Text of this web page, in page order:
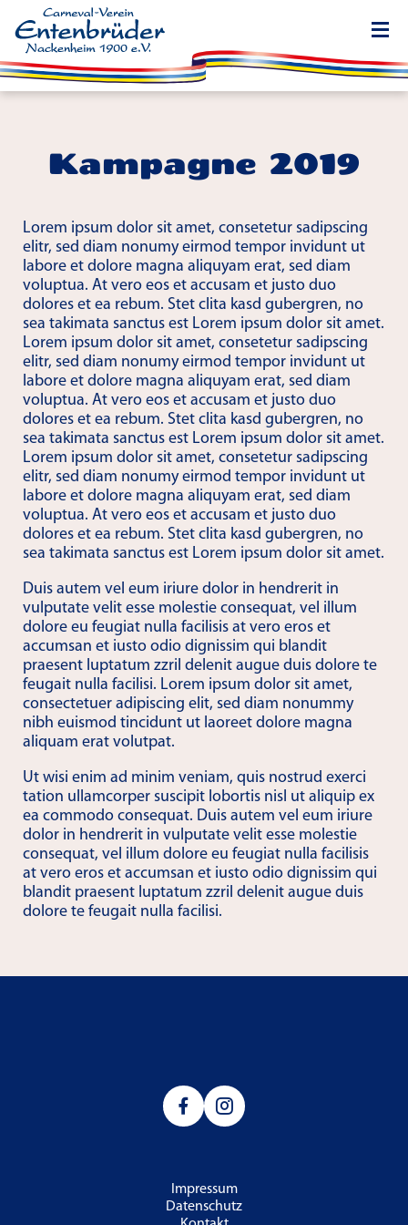
Kampagne 2019
Lorem ipsum dolor sit amet, consetetur sadipscing
elitr, sed diam nonumy eirmod tempor invidunt ut
labore et dolore magna aliquyam erat, sed diam
voluptua. At vero eos et accusam et justo duo
dolores et ea rebum. Stet clita kasd gubergren, no
sea takimata sanctus est Lorem ipsum dolor sit amet.
Lorem ipsum dolor sit amet, consetetur sadipscing
elitr, sed diam nonumy eirmod tempor invidunt ut
labore et dolore magna aliquyam erat, sed diam
voluptua. At vero eos et accusam et justo duo
dolores et ea rebum. Stet clita kasd gubergren, no
sea takimata sanctus est Lorem ipsum dolor sit amet.
Lorem ipsum dolor sit amet, consetetur sadipscing
elitr, sed diam nonumy eirmod tempor invidunt ut
labore et dolore magna aliquyam erat, sed diam
voluptua. At vero eos et accusam et justo duo
dolores et ea rebum. Stet clita kasd gubergren, no
sea takimata sanctus est Lorem ipsum dolor sit amet.
Duis autem vel eum iriure dolor in hendrerit in
vulputate velit esse molestie consequat, vel illum
dolore eu feugiat nulla facilisis at vero eros et
accumsan et iusto odio dignissim qui blandit
praesent luptatum zzril delenit augue duis dolore te
feugait nulla facilisi. Lorem ipsum dolor sit amet,
consectetuer adipiscing elit, sed diam nonummy
nibh euismod tincidunt ut laoreet dolore magna
aliquam erat volutpat.
Ut wisi enim ad minim veniam, quis nostrud exerci
tation ullamcorper suscipit lobortis nisl ut aliquip ex
ea commodo consequat. Duis autem vel eum iriure
dolor in hendrerit in vulputate velit esse molestie
consequat, vel illum dolore eu feugiat nulla facilisis
at vero eros et accumsan et iusto odio dignissim qui
blandit praesent luptatum zzril delenit augue duis
dolore te feugait nulla facilisi.
Impressum
Datenschutz